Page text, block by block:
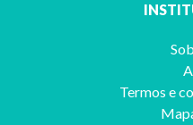
Termos e